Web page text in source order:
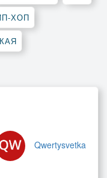
ХОП
Qwertysvetka